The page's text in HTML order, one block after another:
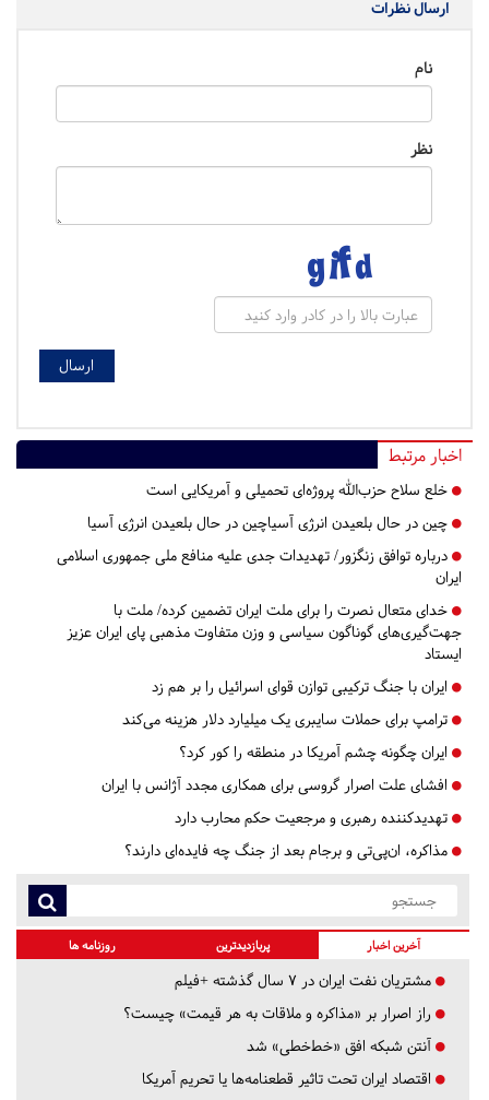
ارسال نظرات
نام
نظر
اخبار مرتبط
خلع سلاح حزب‌الله پروژه‌ای تحمیلی و آمریکایی است
چین در حال بلعیدن انرژی آسیاچین در حال بلعیدن انرژی آسیا
درباره توافق زنگزور/ تهدیدات جدی علیه منافع ملی جمهوری اسلامی
ایران
خدای متعال نصرت را برای ملت ایران تضمین کرده/ ملت با
جهت‌گیری‌های گوناگون سیاسی و وزن متفاوت مذهبی پای ایران عزیز
ایستاد
ایران با جنگ ترکیبی توازن قوای اسرائیل را بر هم زد
ترامپ برای حملات سایبری یک میلیارد دلار هزینه می‌کند
ایران چگونه چشم آمریکا در منطقه را کور کرد؟
افشای علت اصرار گروسی برای همکاری مجدد آژانس با ایران
تهدیدکننده رهبری و مرجعیت حکم محارب دارد
مذاکره، ان‌پی‌تی و برجام بعد از جنگ چه فایده‌ای دارند؟
آخرین اخبار پربازدیدترین روزنامه ها
مشتریان نفت ایران در ۷ سال گذشته +فیلم
راز اصرار بر «مذاکره و ملاقات به هر قیمت» چیست؟
آنتن شبکه افق «خط‌خطی» شد
اقتصاد ایران تحت تاثیر قطعنامه‌ها یا تحریم‌ آمریکا